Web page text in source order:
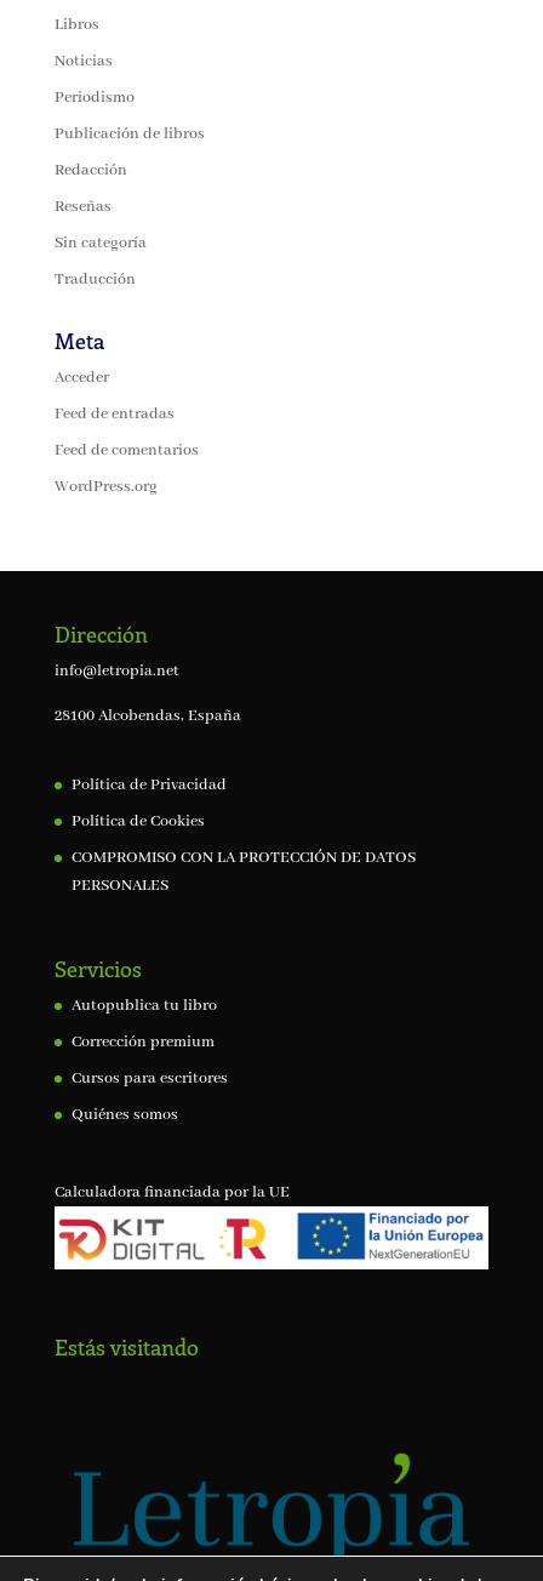
Libros
Noticias
Periodismo
Publicación de libros
Redacción
Reseñas
Sin categoría
Traducción
Meta
Acceder
Feed de entradas
Feed de comentarios
WordPress.org
Dirección
info@letropia.net
28100 Alcobendas, España
Política de Privacidad
Política de Cookies
COMPROMISO CON LA PROTECCIÓN DE DATOS
PERSONALES
Servicios
Autopublica tu libro
Corrección premium
Cursos para escritores
Quiénes somos
Calculadora financiada por la UE
Estás visitando